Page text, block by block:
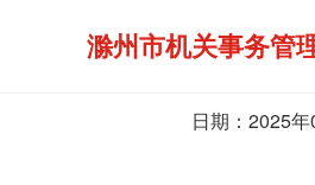
滁州市机关事务管
日期：2025